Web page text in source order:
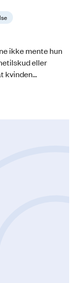
ikke mente hun
eller
kvinden...